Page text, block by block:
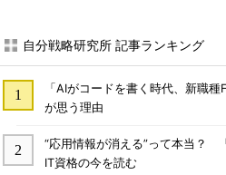
自分戦略研究所 記事ランキング
「AIがコードを書く時代、新職
が思う理由
“応用情報が消える”って本当？
IT資格の今を読む